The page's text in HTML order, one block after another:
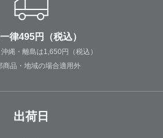
律495円（税込）
縄・離島は1,650円（税込）
品・地域の場合適用外
出荷日